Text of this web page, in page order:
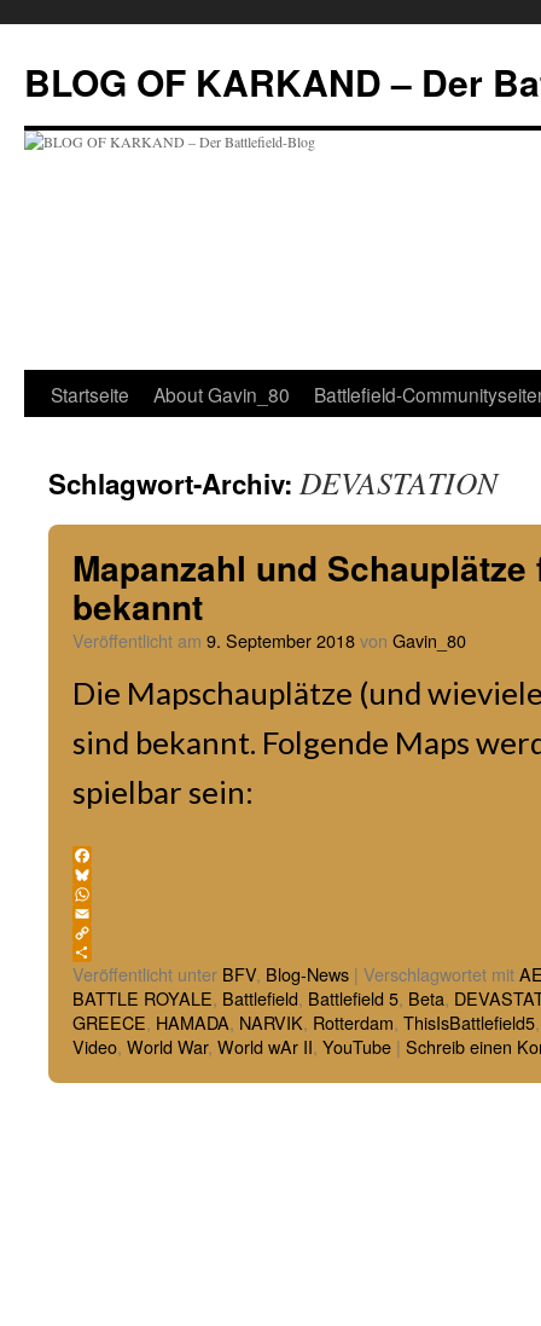
springen
BLOG OF KARKAND – Der
Startseite About Gavin_80 Battlefield-
Schlagwort-Archiv: DEVASTATION
Mapanzahl und Schauplätze
bekannt
Veröffentlicht am 9. September 2018von Gavin_80
Die Mapschauplätze (und
sind bekannt. Folgende Maps
spielbar sein:
Facebook
Bluesky
WhatsApp
Email
Copy
Link
Teilen
Veröffentlicht unter BFV, Blog-News | Verschlagwortet mit
BATTLE ROYALE, Battlefield, Battlefield 5, Beta,
GREECE, HAMADA, NARVIK, Rotterdam, ThisIsBattlefield5
Video, World War, World wAr II, YouTube | Schreib einen